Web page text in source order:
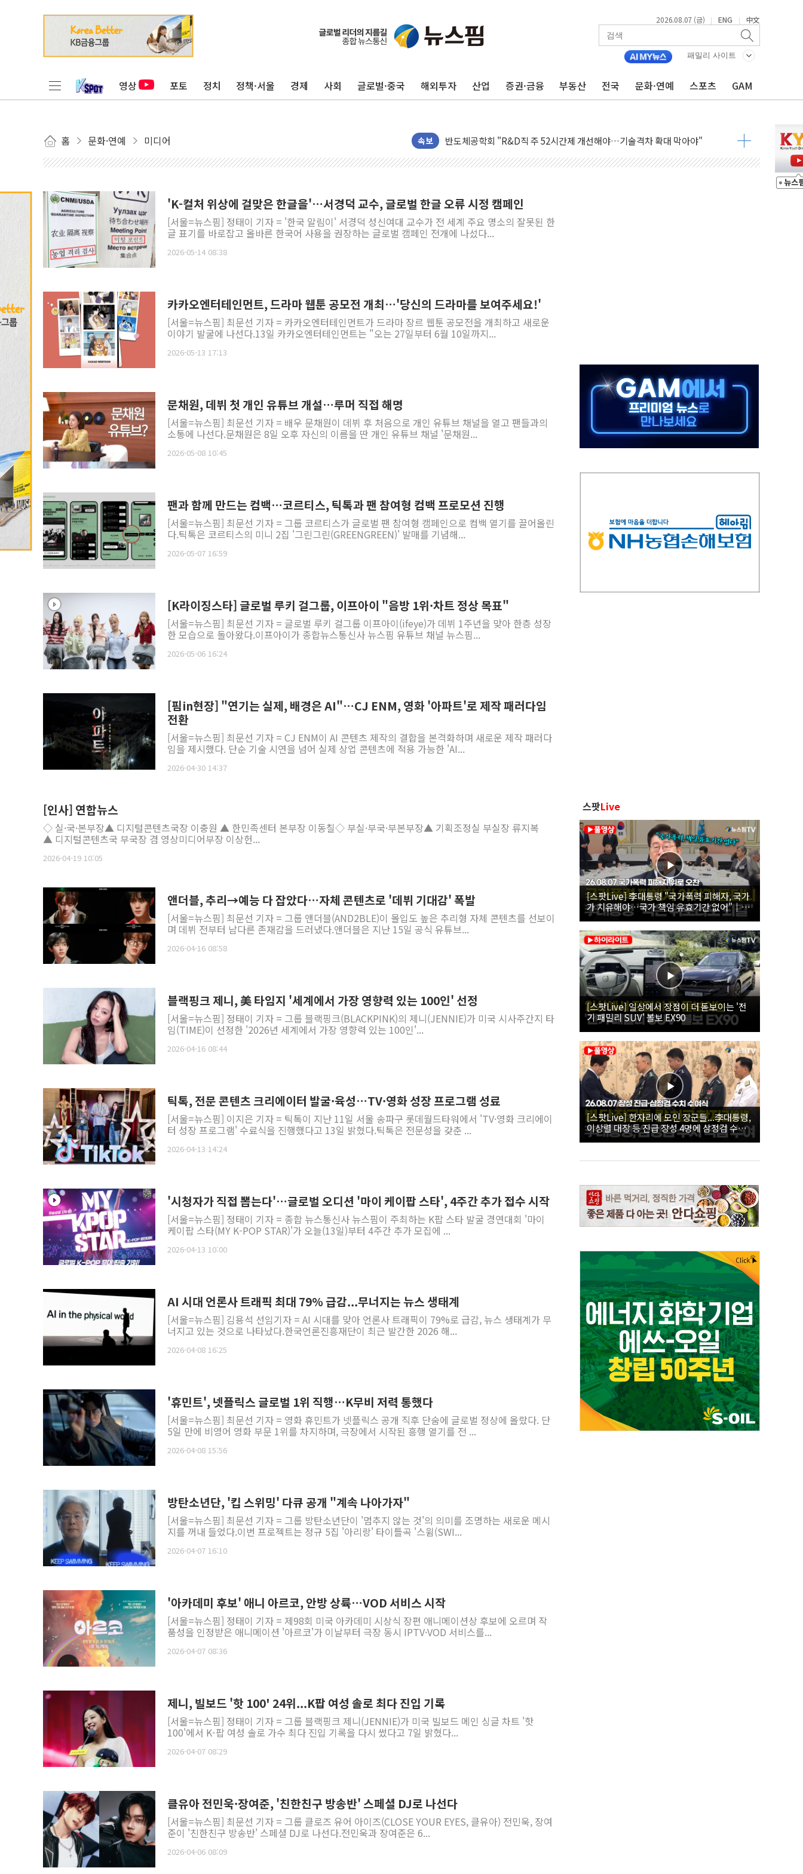
2026.08.07 (금) | ENG | 中文
패밀리 사이트
영상 포토 정치 정책·서울 경제 사회 글로벌·중국 해외투자 산업 증권·금융 부동산 전국 문화·연예 스포츠 GAM
홈 문화·연예 미디어 속보
[인사] 공정거래위원회
KDB생명 본입찰 3파전…한화·흥국·한투 참여
카카오, 2026년 임금협약 타결…연봉 6.3% 인상
현대카드, 박재범·실리카겔 등 8~9월 공연 라인업 공개
깊이가 다른 글로벌 투자 정보 GAM - 맛보기편 (8/7)
"호남 없이 민주 당권 없다"...송영길·정청래·김민석, 호남 경선 앞두고 총력전
IPARK현대산업개발, 노원구 어르신에 삼계탕 배식 봉사
준공업지역 용적률 400% 적용하니…재건축보다 재개발 사업성 개선↑
현대해상, 유튜브 양육 콘텐츠 '소셜아이어워드' 대상 수상
대형 저축은행 4%대 예금 사라진다, OK·애큐온·페퍼만 남아
서울 노원 40.2도…8년 만에 서울서 40도 넘어
한전, 한전기술지주 출범…에너지 유니콘기업 본격 육성
SK하이닉스, 용인·청주에 54조 투자…D램·낸드 동시 증설
'K-컬처 위상에 걸맞은 한글을'…서경덕 교수, 글로벌 한글 오류 시정 캠페인
[서울=뉴스핌] 정태이 기자 = '한국 알림이' 서경덕 성신여대 교수가 전 세계 주요 명소의 잘못된 한
글 표기를 바로잡고 올바른 한국어 사용을 권장하는 글로벌 캠페인 전개에 나섰다...
2026-05-14 08:38
카카오엔터테인먼트, 드라마 웹툰 공모전 개최…'당신의 드라마를 보여주세요!'
[서울=뉴스핌] 최문선 기자 = 카카오엔터테인먼트가 드라마 장르 웹툰 공모전을 개최하고 새로운
이야기 발굴에 나선다.13일 카카오엔터테인먼트는 "오는 27일부터 6월 10일까지...
2026-05-13 17:13
문채원, 데뷔 첫 개인 유튜브 개설…루머 직접 해명
[서울=뉴스핌] 최문선 기자 = 배우 문채원이 데뷔 후 처음으로 개인 유튜브 채널을 열고 팬들과의
소통에 나선다.문채원은 8일 오후 자신의 이름을 딴 개인 유튜브 채널 '문채원...
2026-05-08 10:45
팬과 함께 만드는 컴백…코르티스, 틱톡과 팬 참여형 컴백 프로모션 진행
[서울=뉴스핌] 최문선 기자 = 그룹 코르티스가 글로벌 팬 참여형 캠페인으로 컴백 열기를 끌어올린
다.틱톡은 코르티스의 미니 2집 '그린그린(GREENGREEN)' 발매를 기념해...
2026-05-07 16:59
[K라이징스타] 글로벌 루키 걸그룹, 이프아이 "음방 1위·차트 정상 목표"
[서울=뉴스핌] 최문선 기자 = 글로벌 루키 걸그룹 이프아이(ifeye)가 데뷔 1주년을 맞아 한층 성장
한 모습으로 돌아왔다.이프아이가 종합뉴스통신사 뉴스핌 유튜브 채널 뉴스핌...
2026-05-06 16:24
[핌in현장] "연기는 실제, 배경은 AI"…CJ ENM, 영화 '아파트'로 제작 패러다임
전환
[서울=뉴스핌] 최문선 기자 = CJ ENM이 AI 콘텐츠 제작의 결합을 본격화하며 새로운 제작 패러다
임을 제시했다. 단순 기술 시연을 넘어 실제 상업 콘텐츠에 적용 가능한 'AI...
2026-04-30 14:37
[인사] 연합뉴스
◇ 실·국·본부장▲ 디지털콘텐츠국장 이충원 ▲ 한민족센터 본부장 이동칠◇ 부실·부국·부본부장▲ 기획조정실 부실장 류지복
▲ 디지털콘텐츠국 부국장 겸 영상미디어부장 이상헌...
2026-04-19 10:05
앤더블, 추리→예능 다 잡았다…자체 콘텐츠로 '데뷔 기대감' 폭발
[서울=뉴스핌] 최문선 기자 = 그룹 앤더블(AND2BLE)이 몰입도 높은 추리형 자체 콘텐츠를 선보이
며 데뷔 전부터 남다른 존재감을 드러냈다.앤더블은 지난 15일 공식 유튜브...
2026-04-16 08:58
블랙핑크 제니, 美 타임지 '세계에서 가장 영향력 있는 100인' 선정
[서울=뉴스핌] 정태이 기자 = 그룹 블랙핑크(BLACKPINK)의 제니(JENNIE)가 미국 시사주간지 타
임(TIME)이 선정한 '2026년 세계에서 가장 영향력 있는 100인'...
2026-04-16 08:44
틱톡, 전문 콘텐츠 크리에이터 발굴·육성…TV·영화 성장 프로그램 성료
[서울=뉴스핌] 이지은 기자 = 틱톡이 지난 11일 서울 송파구 롯데월드타워에서 'TV·영화 크리에이
터 성장 프로그램' 수료식을 진행했다고 13일 밝혔다.틱톡은 전문성을 갖춘 ...
2026-04-13 14:24
'시청자가 직접 뽑는다'…글로벌 오디션 '마이 케이팝 스타', 4주간 추가 접수 시작
[서울=뉴스핌] 정태이 기자 = 종합 뉴스통신사 뉴스핌이 주최하는 K팝 스타 발굴 경연대회 '마이
케이팝 스타(MY K-POP STAR)'가 오늘(13일)부터 4주간 추가 모집에 ...
2026-04-13 10:00
AI 시대 언론사 트래픽 최대 79% 급감...무너지는 뉴스 생태계
[서울=뉴스핌] 김용석 선임기자 = AI 시대를 맞아 언론사 트래픽이 79%로 급감, 뉴스 생태계가 무
너지고 있는 것으로 나타났다.한국언론진흥재단이 최근 발간한 2026 해...
2026-04-08 16:25
'휴민트', 넷플릭스 글로벌 1위 직행…K무비 저력 통했다
[서울=뉴스핌] 최문선 기자 = 영화 휴민트가 넷플릭스 공개 직후 단숨에 글로벌 정상에 올랐다. 단
5일 만에 비영어 영화 부문 1위를 차지하며, 극장에서 시작된 흥행 열기를 전 ...
2026-04-08 15:56
방탄소년단, '킵 스위밍' 다큐 공개 "계속 나아가자"
[서울=뉴스핌] 최문선 기자 = 그룹 방탄소년단이 '멈추지 않는 것'의 의미를 조명하는 새로운 메시
지를 꺼내 들었다.이번 프로젝트는 정규 5집 '아리랑' 타이틀곡 '스윔(SWI...
2026-04-07 16:10
'아카데미 후보' 애니 아르코, 안방 상륙…VOD 서비스 시작
[서울=뉴스핌] 정태이 기자 = 제98회 미국 아카데미 시상식 장편 애니메이션상 후보에 오르며 작
품성을 인정받은 애니메이션 '아르코'가 이날부터 극장 동시 IPTV·VOD 서비스를...
2026-04-07 08:36
제니, 빌보드 '핫 100' 24위...K팝 여성 솔로 최다 진입 기록
[서울=뉴스핌] 정태이 기자 = 그룹 블랙핑크 제니(JENNIE)가 미국 빌보드 메인 싱글 차트 '핫
100'에서 K-팝 여성 솔로 가수 최다 진입 기록을 다시 썼다고 7일 밝혔다...
2026-04-07 08:29
클유아 전민욱·장여준, '친한친구 방송반' 스페셜 DJ로 나선다
[서울=뉴스핌] 최문선 기자 = 그룹 클로즈 유어 아이즈(CLOSE YOUR EYES, 클유아) 전민욱, 장여
준이 '친한친구 방송반' 스페셜 DJ로 나선다.전민욱과 장여준은 6...
2026-04-06 08:09
스팟Live
[스팟Live] 李대통령 "국가폭력 피해자, 국가
가 치유해야…국가 책임 유효기간 없어"｜
26.08.07 국가폭력 피해자 위로 오찬
[스팟Live] 일상에서 장점이 더 돋보이는 '전
기 패밀리 SUV' 볼보 EX90
[스팟Live] 한자리에 모인 장군들...李대통령,
이상렬 대장 등 진급 장성 4명에 삼정검 수치
직접 수여｜26.08.07 장성 진급·삼정검 수치